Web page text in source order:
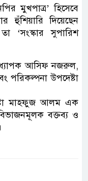
মুখপাত্র’ হিসেবে
হুঁশিয়ারি দিয়েছেন
‘সংস্কার সুপারিশ
আসিফ নজরুল,
পরিকল্পনা উপদেষ্টা
মাহফুজ আলম এক
বক্তব্য ও